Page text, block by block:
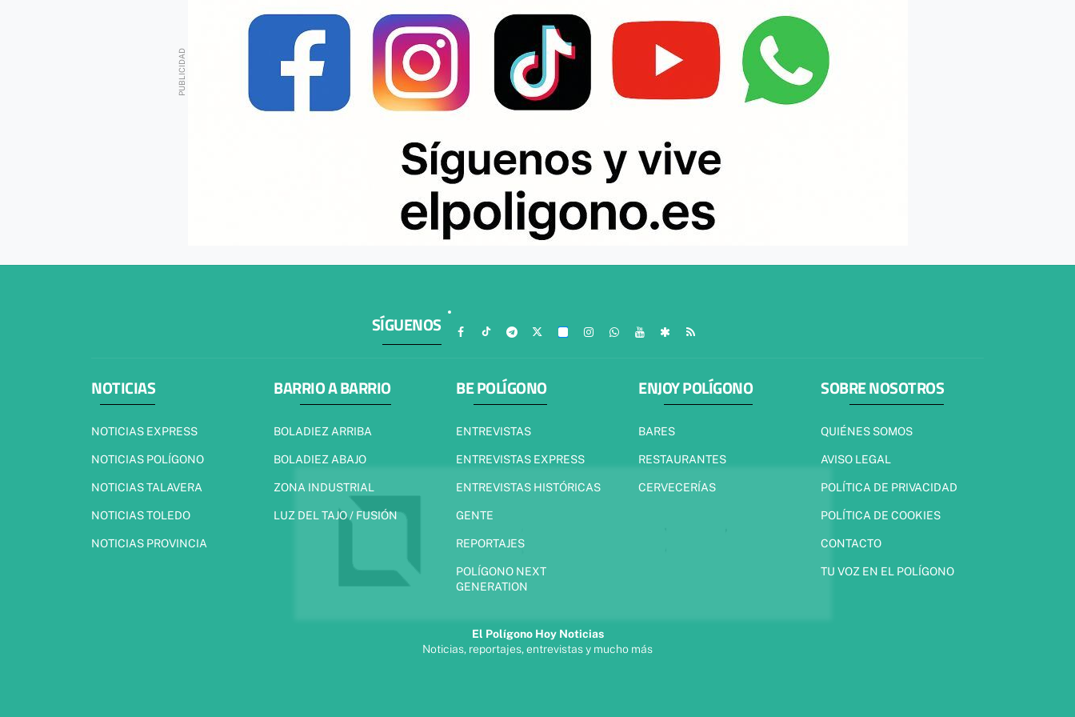
SÍGUENOS
NOTICIAS
NOTICIAS EXPRESS
NOTICIAS POLÍGONO
NOTICIAS TALAVERA
NOTICIAS TOLEDO
NOTICIAS PROVINCIA
BARRIO A BARRIO
BOLADIEZ ARRIBA
BOLADIEZ ABAJO
ZONA INDUSTRIAL
LUZ DEL TAJO / FUSIÓN
BE POLÍGONO
ENTREVISTAS
ENTREVISTAS EXPRESS
ENTREVISTAS HISTÓRICAS
GENTE
REPORTAJES
POLÍGONO NEXT
GENERATION
ENJOY POLÍGONO
BARES
RESTAURANTES
CERVECERÍAS
SOBRE NOSOTROS
QUIÉNES SOMOS
AVISO LEGAL
POLÍTICA DE PRIVACIDAD
POLÍTICA DE COOKIES
CONTACTO
TU VOZ EN EL POLÍGONO
El Polígono Hoy Noticias
Noticias, reportajes, entrevistas y mucho más